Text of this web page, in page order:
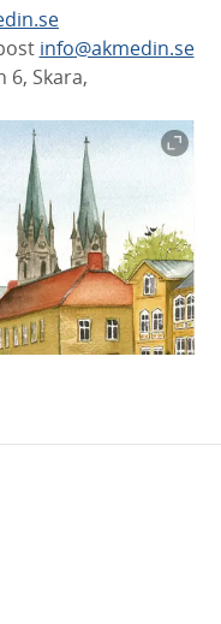
info@akmedin.se
6, Skara,